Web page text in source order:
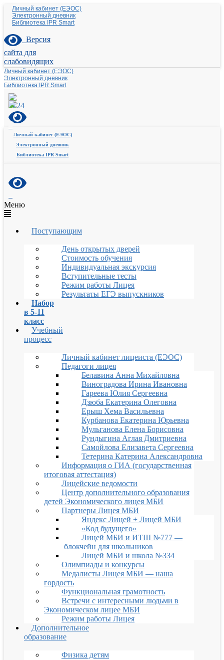
Личный кабинет (ЕЭОС)
Электронный дневник
Библиотека IPR Smart
Версия
сайта для
слабовидящих
Личный кабинет (ЕЭОС)
Электронный дневник
Библиотека IPR Smart
Личный кабинет (ЕЭОС)
Электронный дневник
Библиотека IPR Smart
Меню
Поступающим
День открытых дверей
Стоимость обучения
Индивидуальная экскурсия
Вступительные тесты
Режим работы Лицея
Результаты ЕГЭ выпускников
Набор
в 5-11
класс
Учебный
процесс
Личный кабинет лицеиста (ЕЭОС)
Педагоги лицея
Белавина Анна Михайловна
Виноградова Ирина Ивановна
Гареева Юлия Сергеевна
Дзюба Екатерина Олеговна
Ерыш Хема Васильевна
Курбанова Екатерина Юрьевна
Мульганова Елена Борисовна
Рундыгина Аглая Дмитриевна
Самойлова Елизавета Сергеевна
Тетерина Катерина Александровна
Информация о ГИА (государственная
итоговая аттестация)
Лицейские ведомости
Центр дополнительного образования
детей Экономического лицея МБИ
Партнеры Лицея МБИ
Яндекс Лицей + Лицей МБИ
«Код будущего»
Лицей МБИ и ИТШ №777 —
блокчейн для школьников
Лицей МБИ и школа №334
Олимпиады и конкурсы
Медалисты Лицея МБИ — наша
гордость
Функциональная грамотность
Встречи с интересными людьми в
Экономическом лицее МБИ
Режим работы Лицея
Дополнительное
образование
Физика детям